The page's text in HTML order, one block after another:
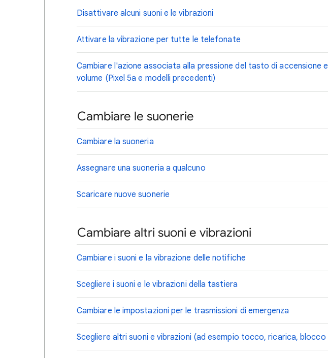
Disattivare alcuni suoni e le vibrazioni
Attivare la vibrazione per tutte le telefonate
Cambiare l'azione associata alla pressione del tasto di accensione
volume (Pixel 5a e modelli precedenti)
Cambiare le suonerie
Cambiare la suoneria
Assegnare una suoneria a qualcuno
Scaricare nuove suonerie
Cambiare altri suoni e vibrazioni
Cambiare i suoni e la vibrazione delle notifiche
Scegliere i suoni e le vibrazioni della tastiera
Cambiare le impostazioni per le trasmissioni di emergenza
Scegliere altri suoni e vibrazioni (ad esempio tocco, ricarica,